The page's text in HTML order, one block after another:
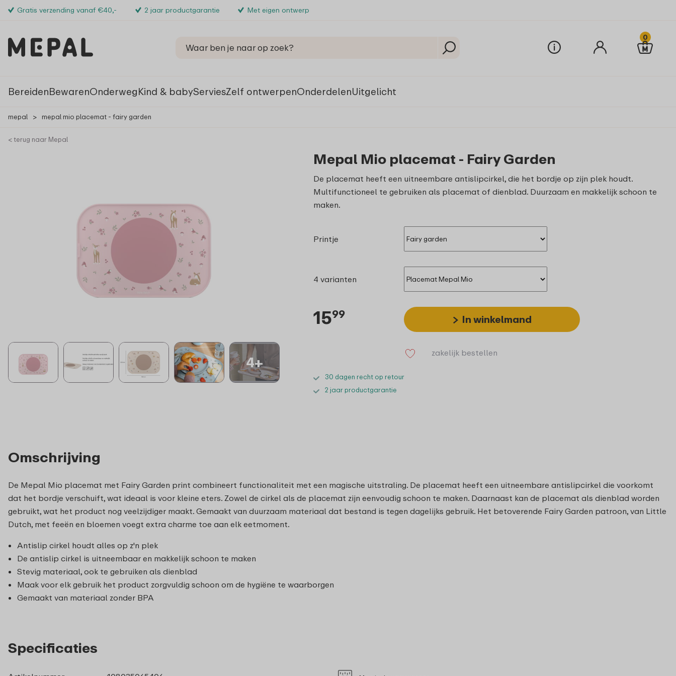
Gratis verzending vanaf €40,- 2 jaar productgarantie Met eigen ontwerp
0
BereidenBewarenOnderwegKind & babyServiesZelf ontwerpenOnderdelenUitgelicht
mepal > mepal mio placemat - fairy garden
< terug naar Mepal
4+
Mepal Mio placemat - Fairy Garden
De placemat heeft een uitneembare antislipcirkel, die het bordje op zijn plek houdt.
Multifunctioneel te gebruiken als placemat of dienblad. Duurzaam en makkelijk schoon te
maken.
Printje
4 varianten
1599 In winkelmand
zakelijk bestellen
30 dagen recht op retour
2 jaar productgarantie
Omschrijving
De Mepal Mio placemat met Fairy Garden print combineert functionaliteit met een magische uitstraling. De placemat heeft een uitneembare antislipcirkel die voorkomt
dat het bordje verschuift, wat ideaal is voor kleine eters. Zowel de cirkel als de placemat zijn eenvoudig schoon te maken. Daarnaast kan de placemat als dienblad worden
gebruikt, wat het product nog veelzijdiger maakt. Gemaakt van duurzaam materiaal dat bestand is tegen dagelijks gebruik. Het betoverende Fairy Garden patroon, van Little
Dutch, met feeën en bloemen voegt extra charme toe aan elk eetmoment.
Antislip cirkel houdt alles op z'n plek
De antislip cirkel is uitneembaar en makkelijk schoon te maken
Stevig materiaal, ook te gebruiken als dienblad
Maak voor elk gebruik het product zorgvuldig schoon om de hygiëne te waarborgen
Gemaakt van materiaal zonder BPA
Specificaties